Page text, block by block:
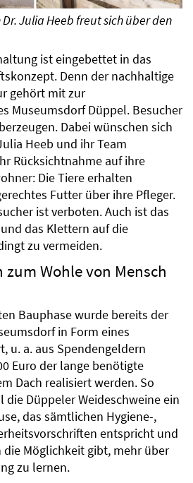
Julia Heeb freut sich über den
ist eingebettet in das
Denn der nachhaltige
gehört mit zur
Museumsdorf Düppel. Besucher
Dabei wünschen sich
Heeb und ihr Team
Rücksichtnahme auf ihre
Die Tiere erhalten
Futter über ihre Pfleger.
ist verboten. Auch ist das
das Klettern auf die
zu vermeiden.
Wohle von Mensch
Bauphase wurde bereits der
in Form eines
u. a. aus Spendengeldern
Euro der lange benötigte
Dach realisiert werden. So
die Düppeler Weideschweine ein
das sämtlichen Hygiene-,
entspricht und
Möglichkeit gibt, mehr über
zu lernen.